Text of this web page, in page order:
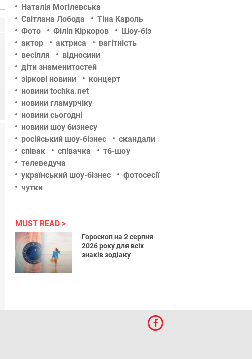
Наталія Могілевська
Світлана Лобода
Тіна Кароль
Фото
Філіп Кіркоров
Шоу-біз
актор
актриса
вагітність
весілля
відносини
діти знаменитостей
зіркові новини
концерт
новини tochka.net
новини гламурчіку
новини сьогодні
новини шоу бизнесу
російський шоу-бізнес
скандали
співак
співачка
тб-шоу
телеведуча
український шоу-бізнес
фотосесії
чутки
MUST READ
Гороскоп на 2 серпня
2026 року для всіх
знаків зодіаку